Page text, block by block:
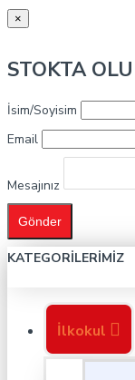
×
STOKTA
İsim/Soyisim
Email
Mesajınız
Gönder
KATEGORILERIMIZ
İlkokul